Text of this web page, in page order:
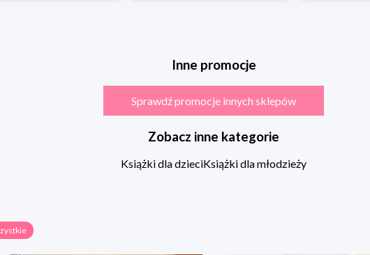
Inne promocje
Sprawdź promocje innych sklepów
Zobacz inne kategorie
Książki dla dzieciKsiążki dla młodzieży